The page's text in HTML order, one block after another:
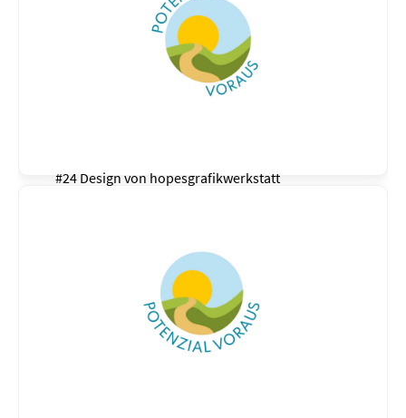
#24 Design von hopesgrafikwerkstatt